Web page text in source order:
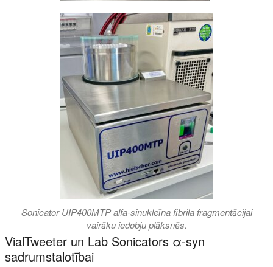
Sonicator UIP400MTP alfa-sinukleīna fibrila fragmentācijai
vairāku iedobju plāksnēs.
VialTweeter un Lab Sonicators α-syn
sadrumstalotībai